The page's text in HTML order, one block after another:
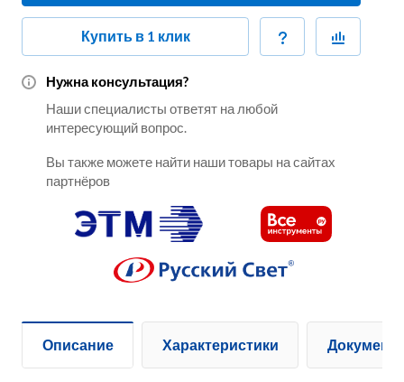
Купить в 1 клик
Нужна консультация?
Наши специалисты ответят на любой
интересующий вопрос.
Вы также можете найти наши товары на сайтах
партнёров
Описание Характеристики